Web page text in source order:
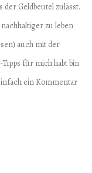
Geldbeutel zulässt.
zu leben
auch mit der
für mich habt bin
ein Kommentar